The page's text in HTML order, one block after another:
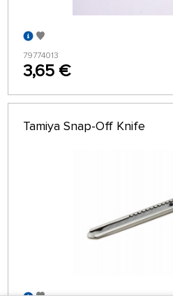
79774013
3,65 €
Tamiya Snap-Off Knife